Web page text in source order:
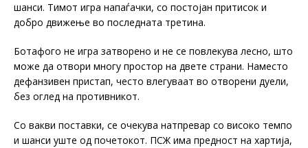
шанси. Тимот игра напаѓачки, со постојан притисок и
добро движење во последната третина.
Ботафого не игра затворено и не се повлекува лесно, што
може да отвори многу простор на двете страни. Наместо
дефанзивен пристап, често влегуваат во отворени дуели,
без оглед на противникот.
Со вакви поставки, се очекува натпревар со високо темпо
и шанси уште од почетокот. ПСЖ има предност на хартија,